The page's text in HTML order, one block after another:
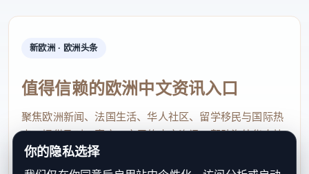
新欧洲 · 欧洲头条
值得信赖的欧洲中文资讯入口
聚焦欧洲新闻、法国生活、华人社区、留学移民与国际热
点，提供及时、真实、实用的中文资讯，帮助海外华人快
速了解欧洲动态。
你的隐私选择